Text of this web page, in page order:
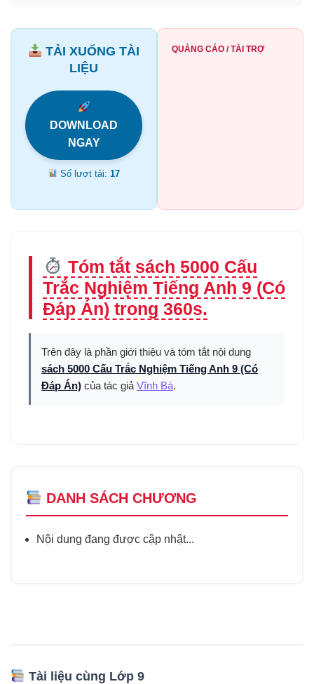
TẢI XUỐNG TÀI
LIỆU
DOWNLOAD
NGAY
Số lượt tải: 17
QUẢNG CÁO / TÀI TRỢ
Tóm tắt sách 5000 Cấu
Trắc Nghiệm Tiếng Anh 9 (Có
Đáp Án) trong 360s.
Trên đây là phần giới thiệu và tóm tắt nội dung
sách 5000 Cấu Trắc Nghiệm Tiếng Anh 9 (Có
Đáp Án) của tác giả Vĩnh Bá.
DANH SÁCH CHƯƠNG
Nội dung đang được cập nhật...
Tài liệu cùng Lớp 9